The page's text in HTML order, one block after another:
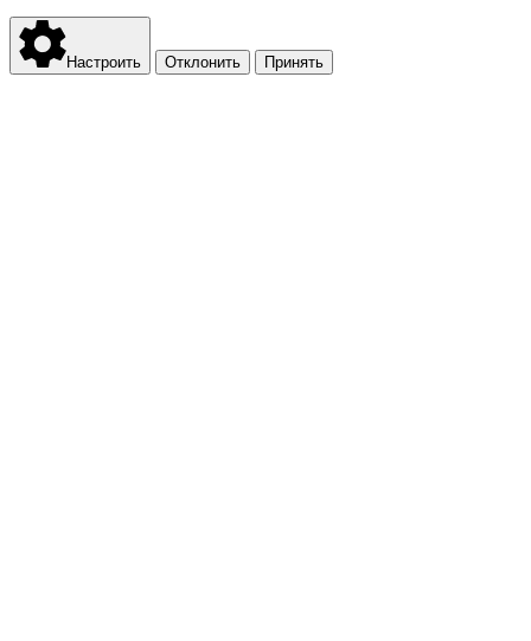
Настроить Отклонить Принять